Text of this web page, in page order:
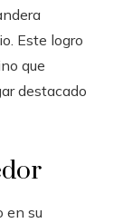
Este logro
que
destacado
en su